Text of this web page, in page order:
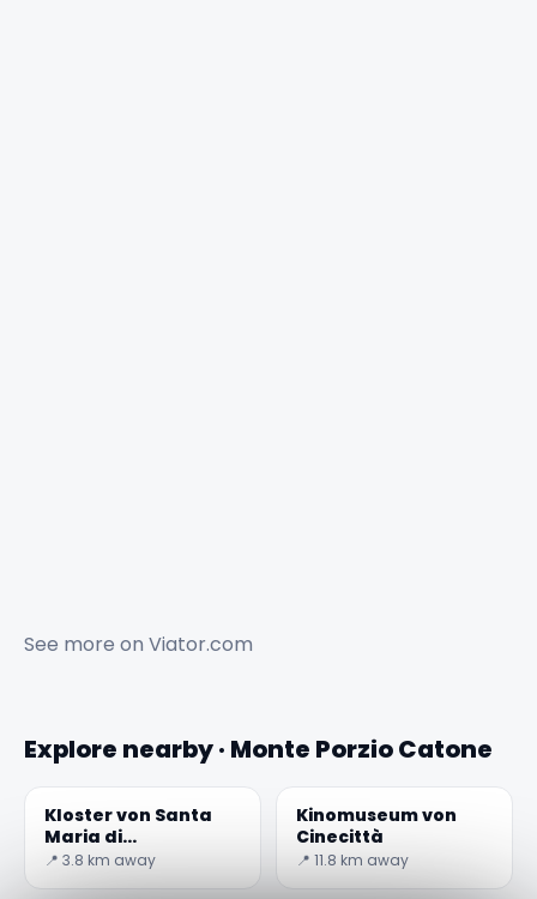
See more on Viator.com
Explore nearby · Monte Porzio Catone
Kloster von Santa
Maria di
Grottaferrata
📍 3.8 km away
Kinomuseum von
Cinecittà
📍 11.8 km away